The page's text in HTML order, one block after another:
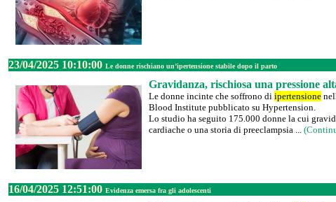
23/04/2025 10:10:00 Le donne rischiano un’ipertensione stabile dopo il parto
Gravidanza, rischiosa una pressione
Le donne incinte che soffrono di ipertensione
Blood Institute pubblicato su Hypertension.
Lo studio ha seguito 175.000 donne la cui
cardiache o una storia di preeclampsia ...
16/04/2025 12:51:00 Evidenza emersa fra gli adolescenti